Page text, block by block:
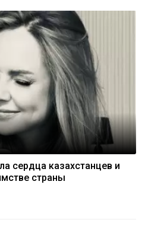
сердца казахстанцев и
страны